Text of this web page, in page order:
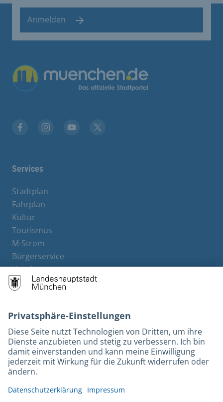
Anmelden
Services
Stadtplan
Fahrplan
Kultur
Tourismus
M-Strom
Bürgerservice
Hotels
Barrierefreiheit
Leichte Sprache
Gebärdensprache
Datenschutz
Impressum